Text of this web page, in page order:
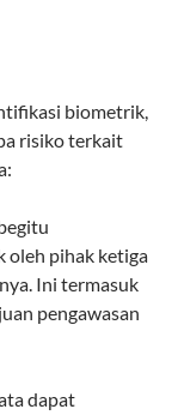
biometrik,
risiko terkait
oleh pihak ketiga
Ini termasuk
pengawasan
dapat